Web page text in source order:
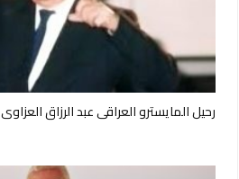
رحيل المايسترو العراقي عبد الرزاق العزاوي